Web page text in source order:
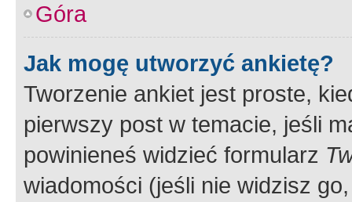
Góra
Jak mogę utworzyć ankietę?
Tworzenie ankiet jest proste,
pierwszy post w temacie, jeśli
powinieneś widzieć formularz
wiadomości (jeśli nie widzisz